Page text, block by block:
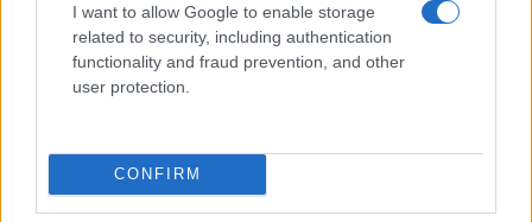
I want to allow Google to enable storage
related to security, including authentication
functionality and fraud prevention, and other
user protection.
CONFIRM